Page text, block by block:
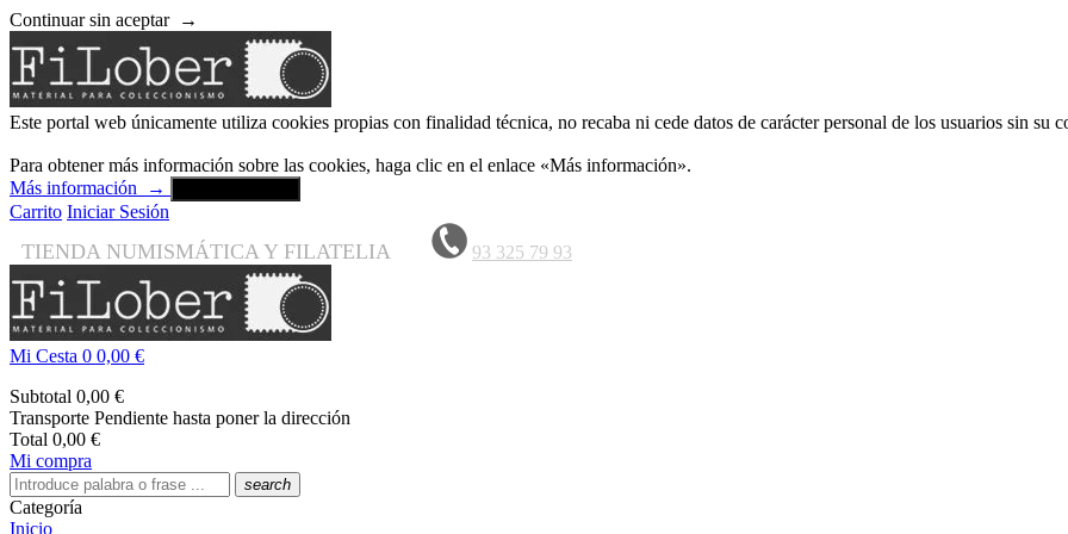
Continuar sin aceptar →
Este portal web únicamente utiliza cookies propias con finalidad técnica, no recaba ni cede datos de carácter personal de los usuarios sin su
Para obtener más información sobre las cookies, haga clic en el enlace «Más información».
Más información
→
Carrito Iniciar Sesión
TIENDA NUMISMÁTICA Y FILATELIA 93 325 79 93
Mi Cesta 0 0,00 €
Subtotal 0,00 €
Transporte Pendiente hasta poner la dirección
Total 0,00 €
Mi compra
search
Categoría
Inicio